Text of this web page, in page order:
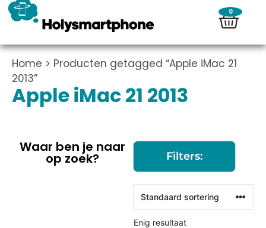
0
Home > Producten getagged “Apple iMac 21
2013”
Apple iMac 21 2013
Waar ben je naar
op zoek? Filters:
Enig resultaat